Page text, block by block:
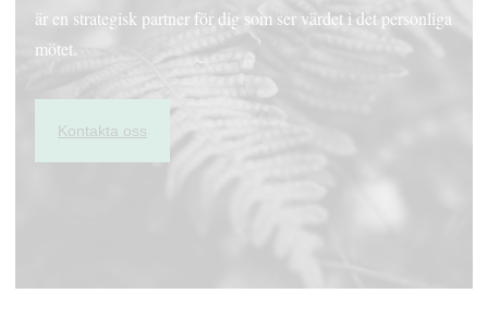
är en strategisk partner för dig som ser värdet i det personliga
mötet.
Kontakta oss